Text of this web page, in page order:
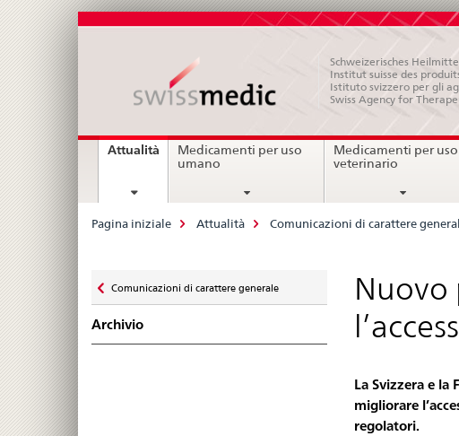
Schweizerisches
Institut suisse des
Istituto svizzero per gli
Swiss Agency for
Navigation
Attualità current
page
Medicamenti per uso
umano
Medicamenti per uso
veterinario
Breadcrumb
Pagina iniziale Attualità Comunicazioni di carattere
zu
Comunicazioni di carattere generale
Archivio
Nuovo
La Svizzera e
migliorare
regolatori.